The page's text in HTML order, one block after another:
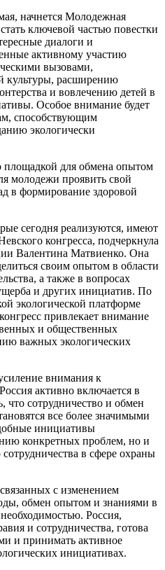
начнется Молодежная
ключевой частью повестки
диалоги и
активному участию
вызовами,
культуры, расширению
и вовлечению детей в
Особое внимание будет
способствующим
экологически
площадкой для обмена опытом
молодежи проявить свой
в формирование здоровой
сегодня реализуются, имеют
конгресса, подчеркнула
Валентина Матвиенко. Она
своим опытом в области
а также в вопросах
и других инициатив. По
экологической платформе
привлекает внимание
и общественных
важных экологических
внимания к
активно включается в
что сотрудничество и обмен
все более значимыми
инициативы
конкретных проблем, но и
в сфере охраны
с изменением
обмен опытом и знаниями в
Россия,
и сотрудничества, готова
и принимать активное
инициативах.